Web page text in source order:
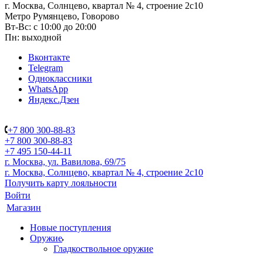
г. Москва, Солнцево, квартал № 4, строение 2с10
Метро Румянцево, Говорово
Вт-Вс: с 10:00 до 20:00
Пн: выходной
Вконтакте
Telegram
Одноклассники
WhatsApp
Яндекс.Дзен
+7 800 300-88-83
+7 800 300-88-83
+7 495 150-44-11
г. Москва, ул. Вавилова, 69/75
г. Москва, Солнцево, квартал № 4, строение 2с10
Получить карту лояльности
Войти
Магазин
Новые поступления
Оружие
Гладкоствольное оружие